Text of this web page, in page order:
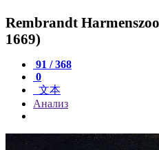
Rembrandt
1669)
91 / 368
0
文本
Анализ